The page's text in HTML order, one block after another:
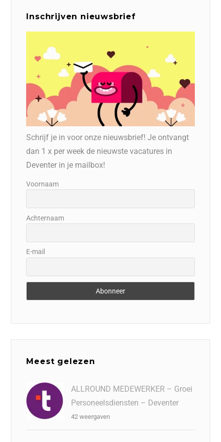
Inschrijven nieuwsbrief
Schrijf je in voor onze nieuwsbrief! Je ontvangt
dan 1 x per week de nieuwste vacatures in
Deventer in je mailbox!
Voornaam
Achternaam
E-mail
Meest gelezen
ALLROUND MEDEWERKER – Groei
Personeelsdiensten – Deventer
42 weergaven